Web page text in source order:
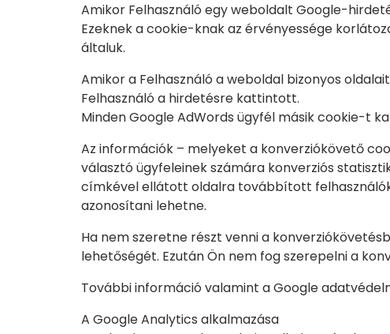
Amikor Felhasználó egy weboldalt Google-
Ezeknek a cookie-knak az érvényessége
általuk.
Amikor a Felhasználó a weboldal bizonyos
Felhasználó a hirdetésre kattintott.
Minden Google AdWords ügyfél másik cookie-t
Az információk – melyeket a konverziókövető
választó ügyfeleinek számára konverziós
címkével ellátott oldalra továbbított
azonosítani lehetne.
Ha nem szeretne részt venni a
lehetőségét. Ezután Ön nem fog szerepelni a
További információ valamint a Google
A Google Analytics alkalmazása